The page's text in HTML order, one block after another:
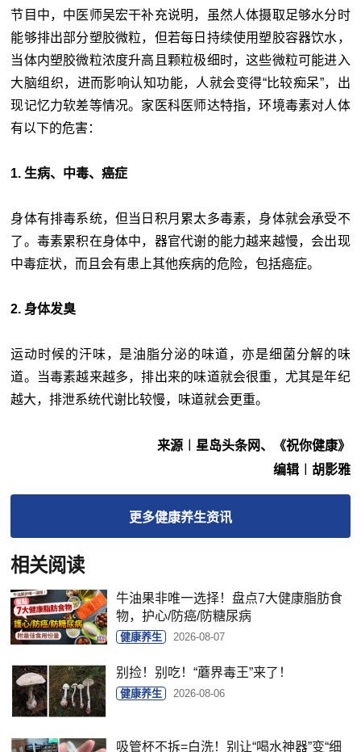
节目中，中医师吴宏干补充说明，虽然人体摄取足够水分时
能够排出部分塑胶微粒，但若每日持续使用塑胶容器饮水，
当体内塑胶微粒浓度升高且颗粒极细时，这些微粒可能进入
大脑组织，进而影响认知功能，人就会变得“比较痴呆”，出
现记忆力软差等情况。家医科医师达特指，环境毒素对人体
有以下的危害：
1. 生病、中毒、癌症
身体有排毒系统，但当日积月累太多毒素，身体就会承受不
了。毒素累积在身体中，器官代谢的能力越来越慢，会出现
中毒症状，而且会有患上其他疾病的危险，包括癌症。
2. 身体发臭
运动时候的汗味，是油脂分泌的味道，亦是细菌分解的味
道。当毒素越来越多，排出来的味道就会很重，尤其是年纪
越大，排泄系统代谢比较慢，味道就会更重。
来源︱星岛头条网、《祝你健康》
编辑︱胡影雅
更多健康养生资讯
相关阅读
牛油果非唯一选择！盘点7大健康脂肪食
物，护心/防癌/防糖尿病
健康养生 2026-08-07
别捡！别吃！“蘑界毒王”来了！
健康养生 2026-08-06
吸管杯不拆=白洗！别让“喝水神器”变“细